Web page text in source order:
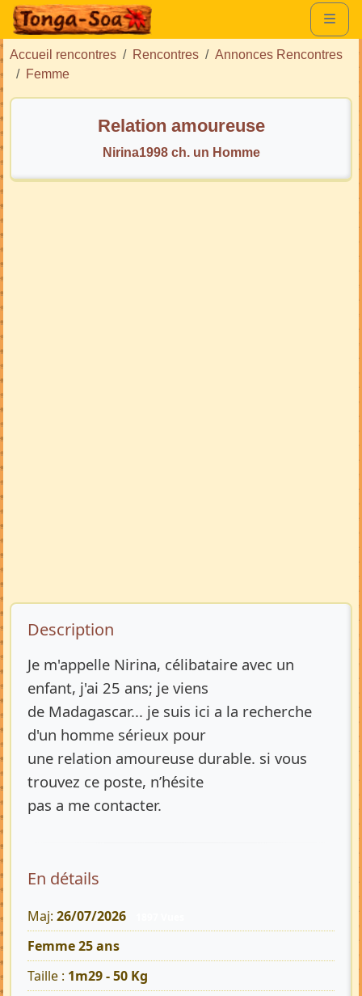
Accueil rencontres Rencontres
Annonces Rencontres
Femme
Relation amoureuse
Nirina1998 ch. un Homme
Description de l’annonce
Description
Je m'appelle Nirina, célibataire avec un
enfant, j'ai 25 ans; je viens
de Madagascar... je suis ici a la recherche
d'un homme sérieux pour
une relation amoureuse durable. si vous
trouvez ce poste, n’hésite
pas a me contacter.
En détails
Maj: 26/07/2026
Femme 25 ans
Taille : 1m29 - 50 Kg